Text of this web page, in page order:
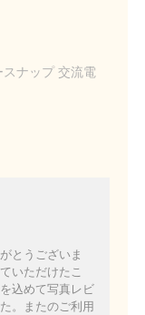
ナップ 交流電
とうございま
いただけたこ
込めて写真レビ
。またのご利用